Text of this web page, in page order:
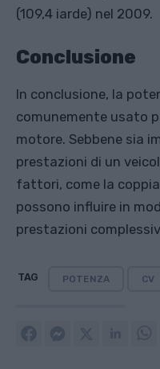
(109,4 iarde) nel 2009.
Conclusione
In conclusione, la
comunemente usato
motore. Sebbene sia
prestazioni di un
fattori, come la
possono influire in
prestazioni
TAG POTENZA CV